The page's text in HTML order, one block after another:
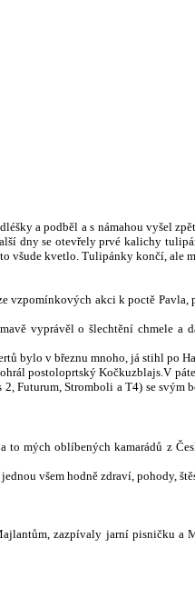
a podběl a s námahou vyšel
dny se otevřely prvé kalichy
všude kvetlo. Tulipánky končí, ale
vzpomínkových akci k poctě
vyprávěl o šlechtění chmele a
bylo v březnu mnoho, já stihl po
postoloprtský Kočkuzblajs.V
Futurum, Stromboli a T4) se svým
to mých oblíbených kamarádů z
všem hodně zdraví, pohody,
zazpívaly jarní pisničku a